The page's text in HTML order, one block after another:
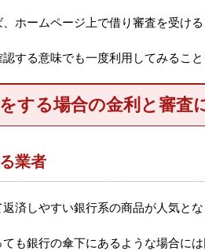
ホームページ上で借り審査を受ける
する意味でも一度利用してみること
する場合の金利と審査
業者
済しやすい銀行系の商品が人気とな
も銀行の傘下にあるような場合に